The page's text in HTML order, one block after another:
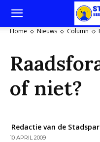
Home Nieuws Column
of niet?
Redactie van de
10 APRIL 2009